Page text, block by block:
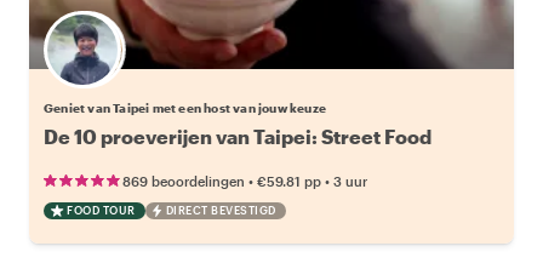
Kies jouw favoriete local
Geniet van Taipei met een host van jouw keuze
De 10 proeverijen van Taipei: Street Food
869 beoordelingen • €59.81 pp • 3 uur
FOOD TOUR DIRECT BEVESTIGD